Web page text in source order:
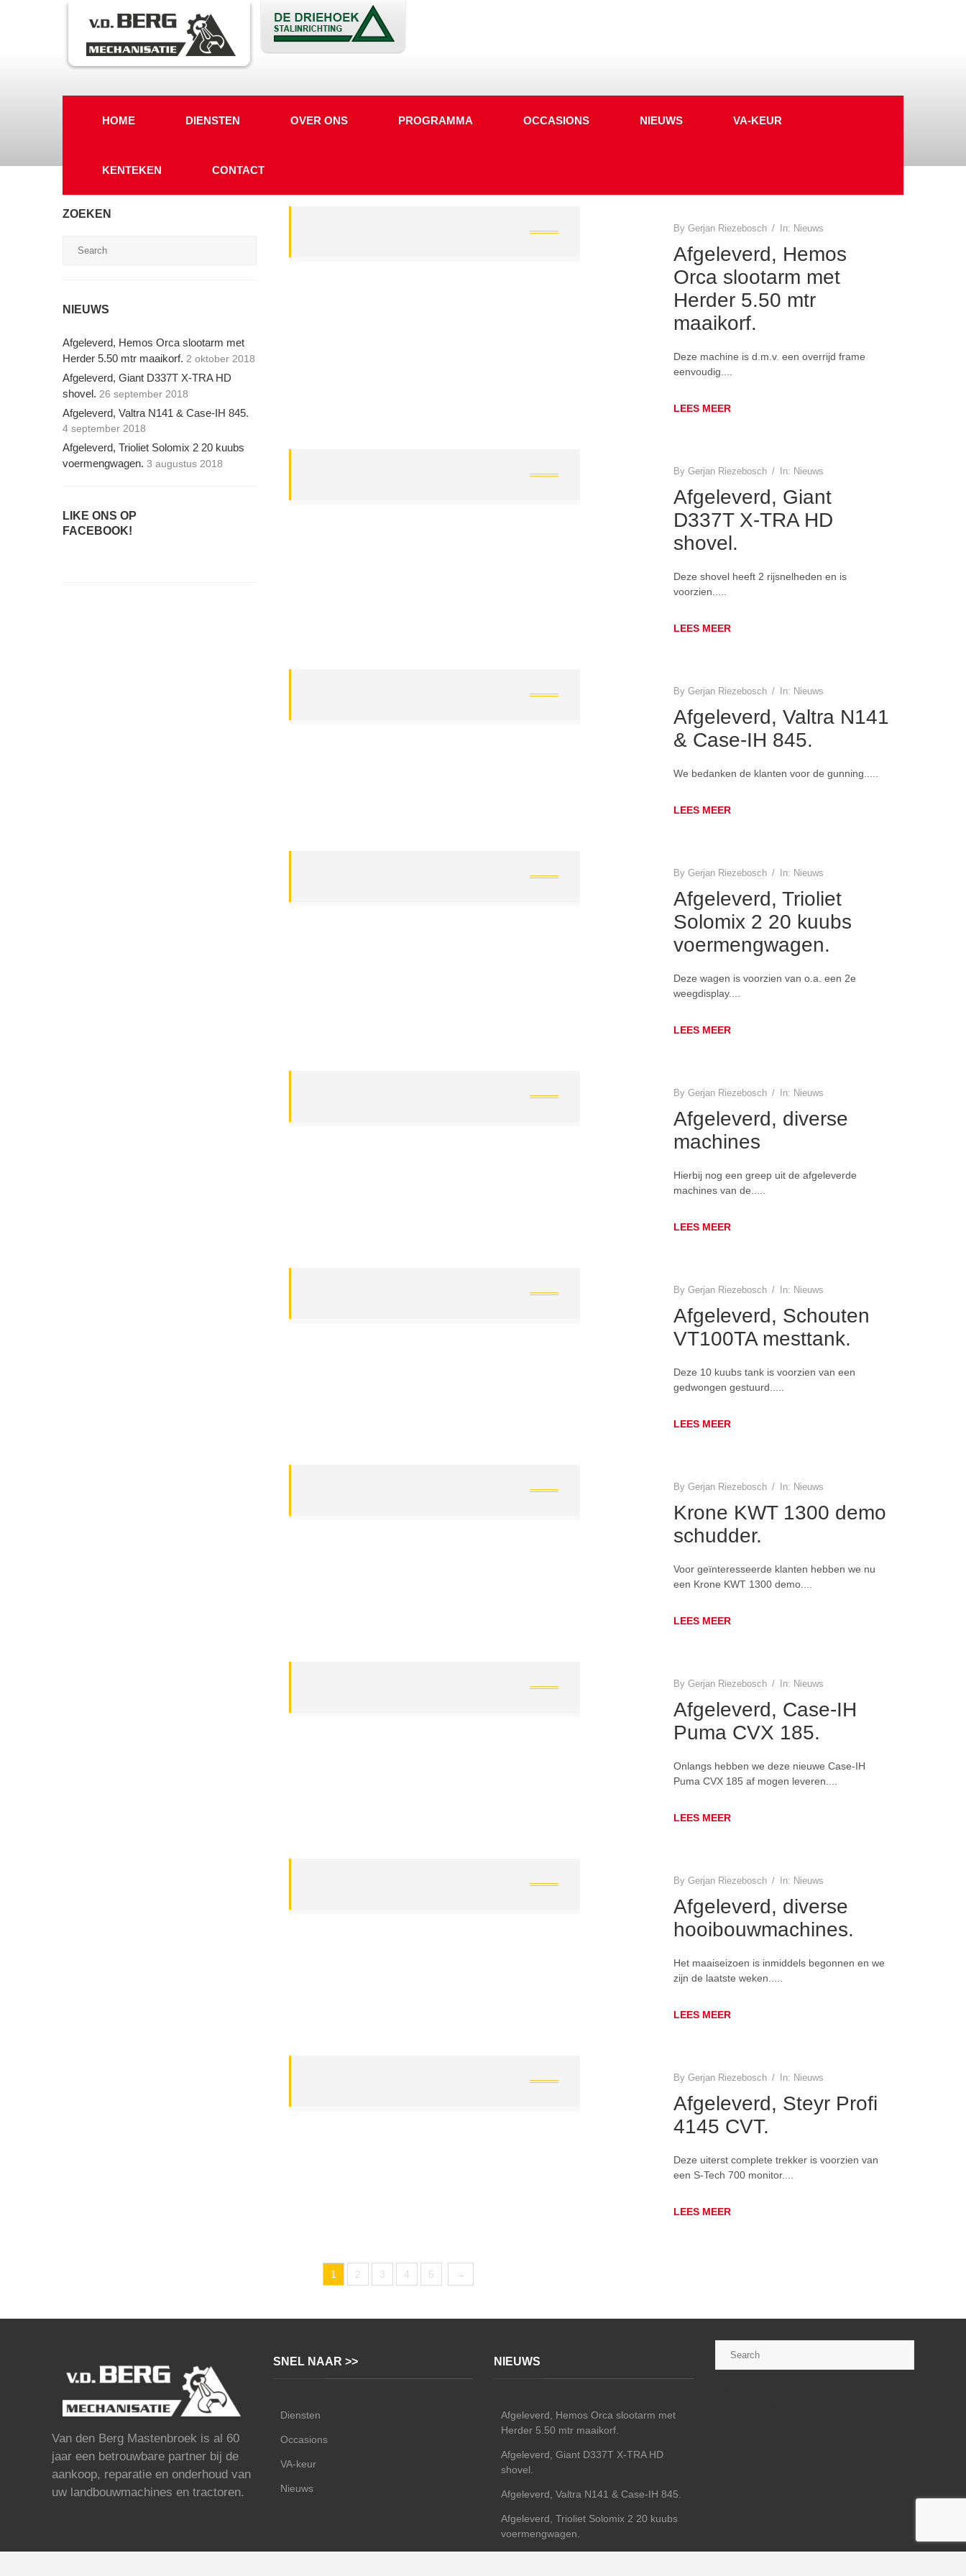
HOME DIENSTEN OVER ONS PROGRAMMA OCCASIONS NIEUWS VA-KEUR
KENTEKEN CONTACT
ZOEKEN
NIEUWS
Afgeleverd, Hemos Orca slootarm met
Herder 5.50 mtr maaikorf. 2 oktober 2018
Afgeleverd, Giant D337T X-TRA HD
shovel. 26 september 2018
Afgeleverd, Valtra N141 & Case-IH 845.
4 september 2018
Afgeleverd, Trioliet Solomix 2 20 kuubs
voermengwagen. 3 augustus 2018
LIKE ONS OP
FACEBOOK!
By Gerjan Riezebosch / In: Nieuws
Afgeleverd, Hemos
Orca slootarm met
Herder 5.50 mtr
maaikorf.
Deze machine is d.m.v. een overrijd frame
eenvoudig....
LEES MEER
By Gerjan Riezebosch / In: Nieuws
Afgeleverd, Giant
D337T X-TRA HD
shovel.
Deze shovel heeft 2 rijsnelheden en is
voorzien.....
LEES MEER
By Gerjan Riezebosch / In: Nieuws
Afgeleverd, Valtra N141
& Case-IH 845.
We bedanken de klanten voor de gunning.....
LEES MEER
By Gerjan Riezebosch / In: Nieuws
Afgeleverd, Trioliet
Solomix 2 20 kuubs
voermengwagen.
Deze wagen is voorzien van o.a. een 2e
weegdisplay....
LEES MEER
By Gerjan Riezebosch / In: Nieuws
Afgeleverd, diverse
machines
Hierbij nog een greep uit de afgeleverde
machines van de.....
LEES MEER
By Gerjan Riezebosch / In: Nieuws
Afgeleverd, Schouten
VT100TA mesttank.
Deze 10 kuubs tank is voorzien van een
gedwongen gestuurd.....
LEES MEER
By Gerjan Riezebosch / In: Nieuws
Krone KWT 1300 demo
schudder.
Voor geïnteresseerde klanten hebben we nu
een Krone KWT 1300 demo....
LEES MEER
By Gerjan Riezebosch / In: Nieuws
Afgeleverd, Case-IH
Puma CVX 185.
Onlangs hebben we deze nieuwe Case-IH
Puma CVX 185 af mogen leveren....
LEES MEER
By Gerjan Riezebosch / In: Nieuws
Afgeleverd, diverse
hooibouwmachines.
Het maaiseizoen is inmiddels begonnen en we
zijn de laatste weken.....
LEES MEER
By Gerjan Riezebosch / In: Nieuws
Afgeleverd, Steyr Profi
4145 CVT.
Deze uiterst complete trekker is voorzien van
een S-Tech 700 monitor....
LEES MEER
1 2 3 4 5 →
Van den Berg Mastenbroek is al 60
jaar een betrouwbare partner bij de
aankoop, reparatie en onderhoud van
uw landbouwmachines en tractoren.
SNEL NAAR >>
Diensten
Occasions
VA-keur
Nieuws
NIEUWS
Afgeleverd, Hemos Orca slootarm met
Herder 5.50 mtr maaikorf.
Afgeleverd, Giant D337T X-TRA HD
shovel.
Afgeleverd, Valtra N141 & Case-IH 845.
Afgeleverd, Trioliet Solomix 2 20 kuubs
voermengwagen.